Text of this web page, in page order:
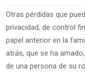
Otras pérdidas que
privacidad, de control
papel anterior en la
atrás, que se ha
de una persona de su